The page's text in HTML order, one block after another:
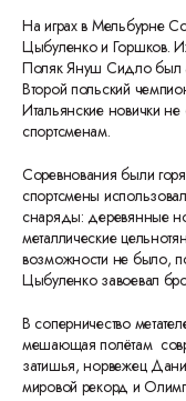
На играх в Мельбурне
Цыбуленко и Горшков.
Поляк Януш Сидло был
Второй польский
Итальянские новички
спортсменам.
Соревнования были
спортсмены
снаряды: деревянные
металлические
возможности не было,
Цыбуленко завоевал
В соперничество
мешающая полётам
затишья, норвежец
мировой рекорд и